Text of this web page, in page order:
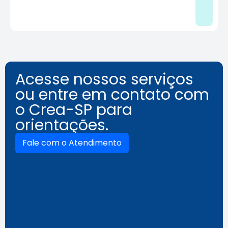
Acesse nossos serviços
ou entre em contato com
o Crea-SP para
orientações.
Fale com o Atendimento